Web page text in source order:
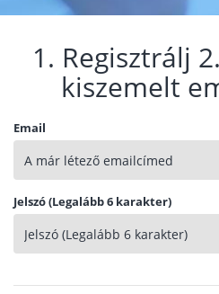
1. Regisztrálj
kiszemelt
Email
Jelszó (Legalább 6 karakter)